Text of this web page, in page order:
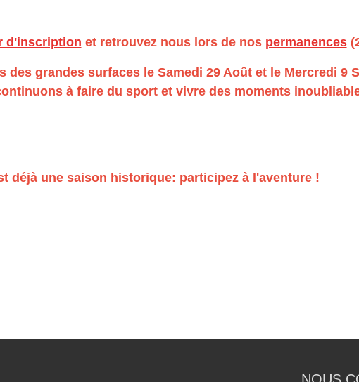
d'inscription et retrouvez nous lors de nos permanences
grandes surfaces le Samedi 29 Août et le Mercredi 9
à faire du sport et vivre des moments
déjà une saison historique: participez à l'aventure !